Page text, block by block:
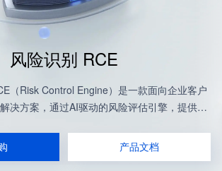
风险识别 RCE
（Risk Control Engine）是一款面向企业客户
决方案，通过AI驱动的风险评估引擎，提供从
作弊检测、设备风险识别等关键场景。
产品文档